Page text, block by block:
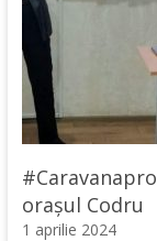
orașul Codru
1 aprilie 2024